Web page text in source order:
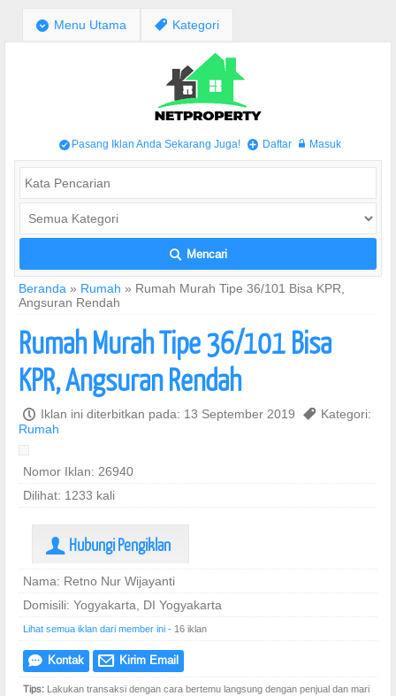
; Menu Utama , Kategori
/ Pasang Iklan Anda Sekarang Juga! + Daftar w Masuk
L Mencari
Beranda » Rumah » Rumah Murah Tipe 36/101 Bisa KPR,
Angsuran Rendah
Rumah Murah Tipe 36/101 Bisa
KPR, Angsuran Rendah
P Iklan ini diterbitkan pada: 13 September 2019 , Kategori:
Rumah
Nomor Iklan: 26940
Dilihat: 1233 kali
U Hubungi Pengiklan
Nama: Retno Nur Wijayanti
Domisili: Yogyakarta, DI Yogyakarta
Lihat semua iklan dari member ini - 16 iklan
e Kontak @ Kirim Email
Tips: Lakukan transaksi dengan cara bertemu langsung dengan penjual dan mari